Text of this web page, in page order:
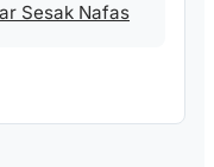
Sesak Nafas